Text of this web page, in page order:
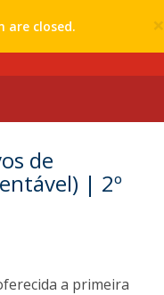
×
are closed.
de
| 2º
a primeira